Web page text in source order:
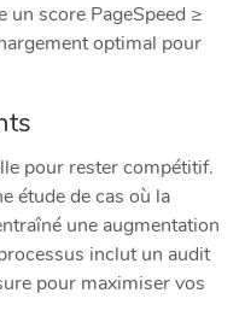
un score PageSpeed ≥
optimal pour
pour rester compétitif.
étude de cas où la
une augmentation
inclut un audit
pour maximiser vos